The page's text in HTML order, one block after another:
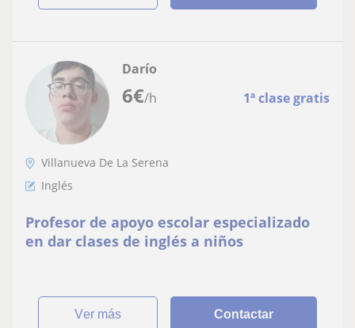
6€/h 1ª clase gratis
Darío
Villanueva De La Serena
Inglés
Profesor de apoyo escolar especializado
en dar clases de inglés a niños
ver más Contactar